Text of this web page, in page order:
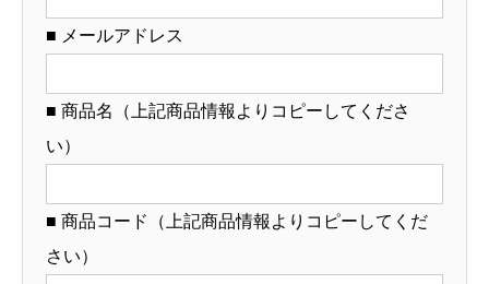
ぶ
り
製
69-
個
■ メールアドレス
■ 商品名（上記商品情報よりコピーしてくださ
い）
■ 商品コード（上記商品情報よりコピーしてくだ
さい）